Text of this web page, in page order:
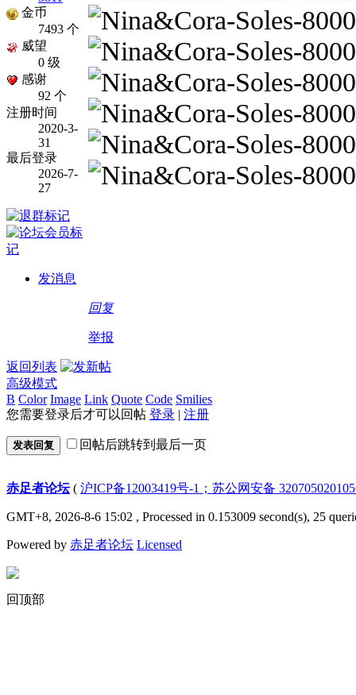
金币
7493 个
威望
0 级
感谢
92 个
注册时间
2020-3-
31
最后登录
2026-7-
27
发消息
回复
举报
返回列表
高级模式
B Color Image Link Quote Code Smilies
您需要登录后才可以回帖 登录 | 注册
发表回复 回帖后跳转到最后一页
赤足者论坛( 沪ICP备12003419号-1；苏公网安备
GMT+8, 2026-8-6 15:02 , Processed in 0.153009 second(s), 25
Powered by 赤足者论坛 Licensed
回顶部